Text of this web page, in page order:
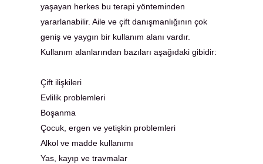
yaşayan herkes bu terapi yönteminden
yararlanabilir. Aile ve çift danışmanlığının çok
geniş ve yaygın bir kullanım alanı vardır.
Kullanım alanlarından bazıları aşağıdaki gibidir:
Çift ilişkileri
Evlilik problemleri
Boşanma
Çocuk, ergen ve yetişkin problemleri
Alkol ve madde kullanımı
Yas, kayıp ve travmalar